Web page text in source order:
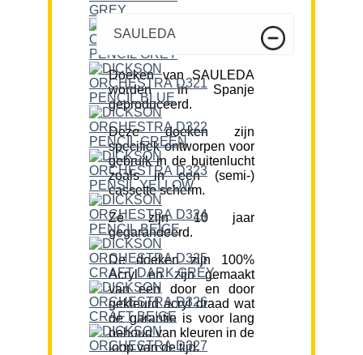
SAULEDA
Doeken van SAULEDA
worden in Spanje
geproduceerd.
Deze doeken zijn
specifiek ontworpen voor
gebruik in de buitenlucht
zoals in een (semi-)
cassette scherm.
Ze zijn 10 jaar
gegarandeerd.
De doeken zijn 100%
Acryl en zijn gemaakt
van een door en door
gekleurd acryl draad wat
de garantie is voor lang
behoud van kleuren in de
loop van de tijd.